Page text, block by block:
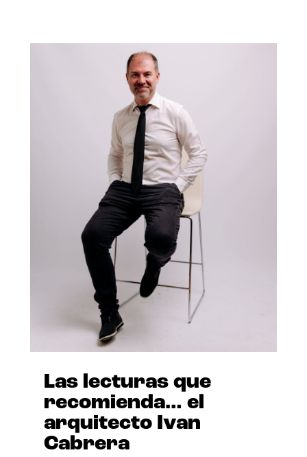
Las lecturas que
recomienda… el
arquitecto Ivan
Cabrera